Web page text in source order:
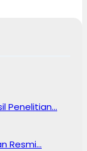
Penelitian…
Resmi…